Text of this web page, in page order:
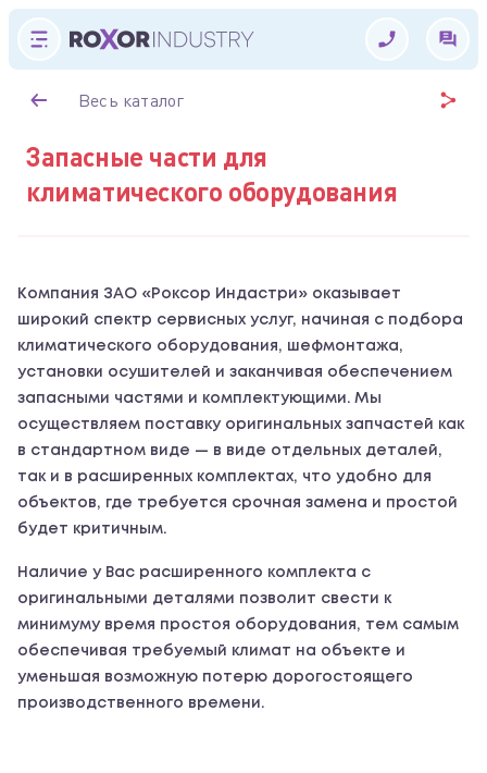
Весь каталог
Запасные части для
климатического оборудования
Компания ЗАО «Роксор Индастри» оказывает
широкий спектр сервисных услуг, начиная с подбора
климатического оборудования, шефмонтажа,
установки осушителей и заканчивая обеспечением
запасными частями и комплектующими. Мы
осуществляем поставку оригинальных запчастей как
в стандартном виде — в виде отдельных деталей,
так и в расширенных комплектах, что удобно для
объектов, где требуется срочная замена и простой
будет критичным.
Наличие у Вас расширенного комплекта с
оригинальными деталями позволит свести к
минимуму время простоя оборудования, тем самым
обеспечивая требуемый климат на объекте и
уменьшая возможную потерю дорогостоящего
производственного времени.